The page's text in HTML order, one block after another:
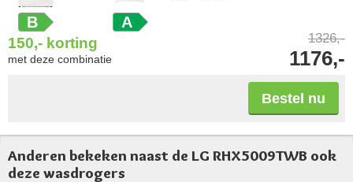
B A
150,- korting
met deze combinatie
1326,-
1176,-
Bestel nu
Anderen bekeken naast de LG RHX5009TWB ook
deze wasdrogers